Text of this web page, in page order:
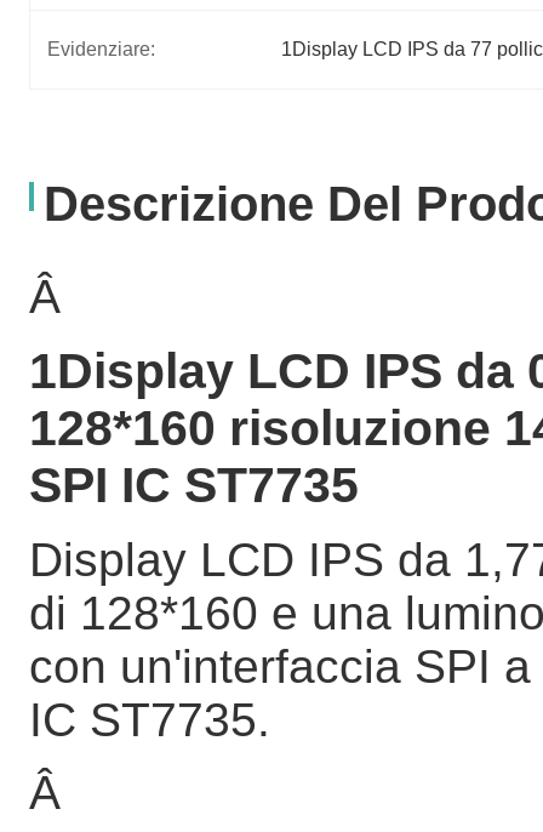
Evidenziare: 1Display LCD IPS da 77
Descrizione Del
Â
1Display LCD IPS
128*160 risoluzione
SPI IC ST7735
Display LCD IPS da
di 128*160 e una
con un'interfaccia SPI
IC ST7735.
Â